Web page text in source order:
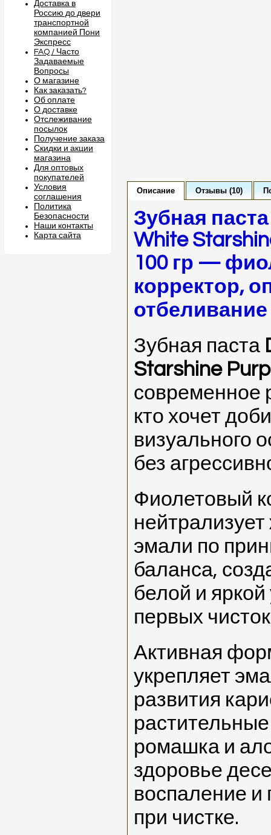
Доставка в
Россию до двери
транспортной
компанией Пони
Экспресс
FAQ / Часто
Задаваемые
Вопросы
О магазине
Как заказать?
Об оплате
О доставке
Отслеживание
посылок
Получение заказа
Скидки и акции
магазина
Для оптовых
покупателей
Условия
соглашения
Политика
Безопасности
Наши контакты
Карта сайта
Описание Отзывы (10)
Зубная
White
100 гр —
корректор,
Зубная паста
Starshine
современное
кто хочет
визуального
без
Фиолетовый
эмали по
баланса,
белой и
первых
Активная
укрепляет
развития
ромашка и
здоровье
воспаление
при чистке.